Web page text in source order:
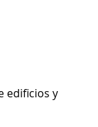
edificios y